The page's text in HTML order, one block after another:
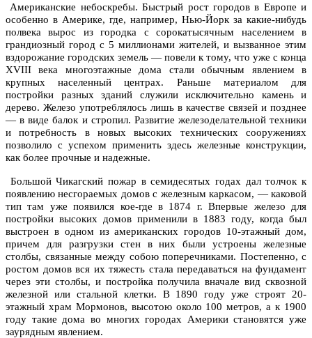
Американские небоскребы. Быстрый рост городов в Европе и
особенно в Америке, где, например, Нью-Йорк за какие-нибудь
полвека вырос из городка с сорокатысячным населением в
грандиозный город с 5 миллионами жителей, и вызванное этим
вздорожание городских земель — повели к тому, что уже с конца
XVIII века многоэтажные дома стали обычным явлением в
крупных населенный центрах. Раньше материалом для
постройки разных зданий служили исключительно камень и
дерево. Железо употреблялось лишь в качестве связей и позднее
— в виде балок и стропил. Развитие железоделательной техники
и потребность в новых высоких технических сооружениях
позволило с успехом применить здесь железные конструкции,
как более прочные и надежные.
Большой Чикагский пожар в семидесятых годах дал толчок к
появлению несгораемых домов с железным каркасом, — каковой
тип там уже появился кое-где в 1874 г. Впервые железо для
постройки высоких домов применили в 1883 году, когда был
выстроен в одном из американских городов 10-этажный дом,
причем для разгрузки стен в них были устроены железные
столбы, связанные между собою поперечниками. Постепенно, с
ростом домов вся их тяжесть стала передаваться на фундамент
через эти столбы, и постройка получила вначале вид сквозной
железной или стальной клетки. В 1890 году уже строят 20-
этажный храм Мормонов, высотою около 100 метров, а к 1900
году такие дома во многих городах Америки становятся уже
заурядным явлением.